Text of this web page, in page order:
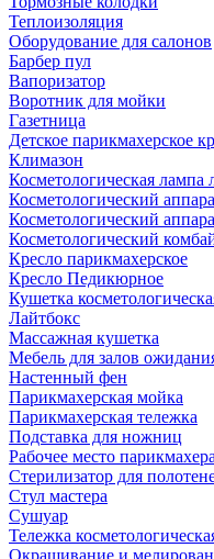
Теплоизоляция
Оборудование для салонов
Барбер пул
Вапоризатор
Воротник для мойки
Газетница
Детское парикмахерское
Климазон
Косметологическая лампа
Косметологический
Косметологический
Косметологический
Кресло парикмахерское
Кресло Педикюрное
Кушетка
Лайтбокс
Массажная кушетка
Мебель для залов
Настенный фен
Парикмахерская мойка
Парикмахерская тележка
Подставка для ножниц
Рабочее место парикмахера
Стерилизатор для
Стул мастера
Сушуар
Тележка
Окрашивание и